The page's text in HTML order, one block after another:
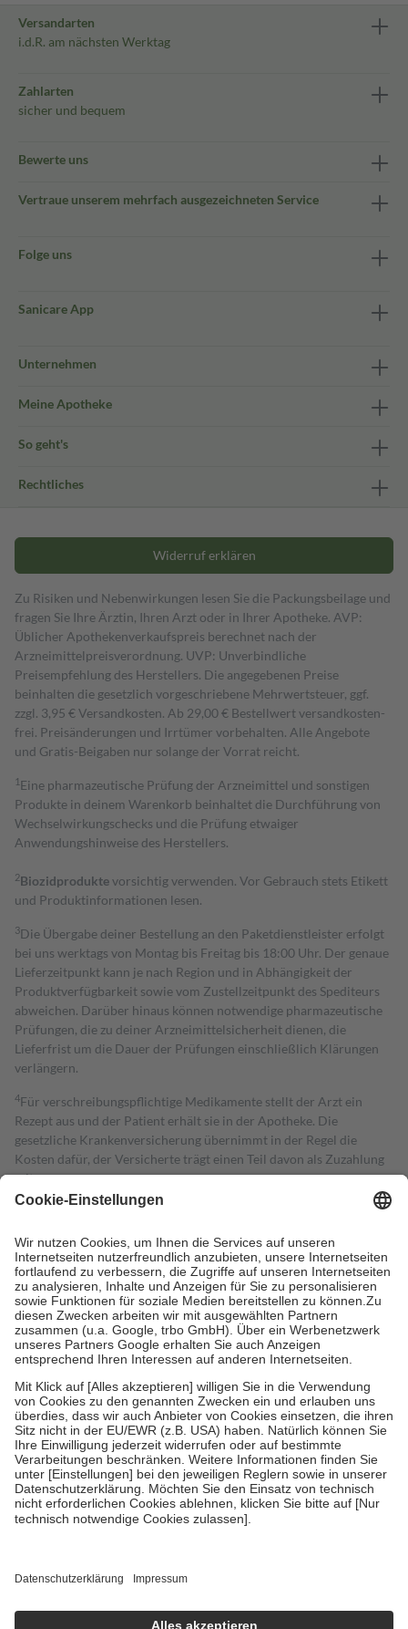
Versandarten
i.d.R. am nächsten Werktag
Zahlarten
sicher und bequem
Bewerte uns
Vertraue unserem mehrfach ausgezeichneten Service
Folge uns
Sanicare App
Unternehmen
Meine Apotheke
So geht's
Rechtliches
Widerruf erklären
Zu Risiken und Nebenwirkungen lesen Sie die Packungsbeilage und
fragen Sie Ihre Ärztin, Ihren Arzt oder in Ihrer Apotheke. AVP:
Üblicher Apothekenverkaufspreis berechnet nach der
Arzneimittelpreisverordnung. UVP: Unverbindliche
Preisempfehlung des Herstellers. Die angegebenen Preise
beinhalten die gesetzlich vorgeschriebene Mehrwertsteuer, ggf.
zzgl. 3,95 € Versandkosten. Ab 29,00 € Bestell­wert versand­kosten­
frei. Preisänderungen und Irrtümer vorbehalten. Alle Angebote
und Gratis-Beigaben nur solange der Vorrat reicht.
1 Eine pharmazeutische Prüfung der Arzneimittel und sonstigen
Produkte in deinem Warenkorb beinhaltet die Durchführung von
Wechselwirkungschecks und die Prüfung etwaiger
Anwendungshinweise des Herstellers.
2Biozidproduktevorsichtig verwenden. Vor Gebrauch stets Etikett
und Produktinformationen lesen.
3Die Übergabe deiner Bestellung an den Paketdienstleister erfolgt
bei uns werktags von Montag bis Freitag bis 18:00 Uhr. Der genaue
Lieferzeitpunkt kann je nach Region und in Abhängigkeit der
Produktverfügbarkeit sowie vom Zustellzeitpunkt des Spediteurs
abweichen. Darüber hinaus können notwendige pharmazeutische
Prüfungen, die zu deiner Arzneimittelsicherheit dienen, die
Lieferfrist um die Dauer der Prüfungen einschließlich Klärungen
verlängern.
4Für verschreibungspflichtige Medikamente stellt der Arzt ein
Rezept aus und der Patient erhält sie in der Apotheke. Die
gesetzliche Krankenversicherung übernimmt in der Regel die
Kosten dafür, der Versicherte trägt einen Teil davon als Zuzahlung
mit.
Grundsätzlich leisten Mitglieder Zuzahlungen in Höhe von zehn
höchstens zehn Euro.
Es sind jedoch nie mehr als die tatsächlichen
Kosten der Leistung zu entrichten.
Diese Regeln gelten grundsätzlich auch für Online-Apotheken.
Bei Heilmitteln und häuslicher Krankenpflege beträgt die
Zuzahlung zehn Prozent der Kosten sowie zehn Euro je
Verordnung.
Um das Engagement der Versicherten für ihre eigene Gesundheit zu
stärken und die besondere Stellung der Familie zu unterstützen,
fallenkeine Zuzahlungenan bei:
• Kindern und Jugendlichen bis zum vollendeten 18. Lebensjahr
mit Ausnahme der Fahrkosten
• Untersuchungen zur Vorsorge und Früherkennung, die von der
GKV getragen werden
• empfohlenen Schutzimpfungen
• Harn- und Blutteststreifen
getroffen, um sicherzustellen, dass es sich um echte Bewertungen
https://help.etrusted.com/hc/de/articles/4419944605341